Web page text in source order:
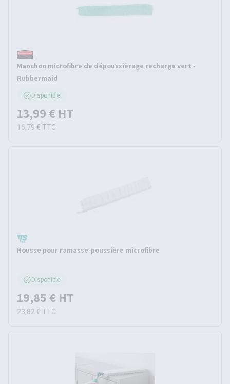
Manchon microfibre de dépoussièrage recharge vert -
Rubbermaid
Disponible
13,99 € HT
16,79 € TTC
Housse pour ramasse-poussière microfibre
Disponible
19,85 € HT
23,82 € TTC